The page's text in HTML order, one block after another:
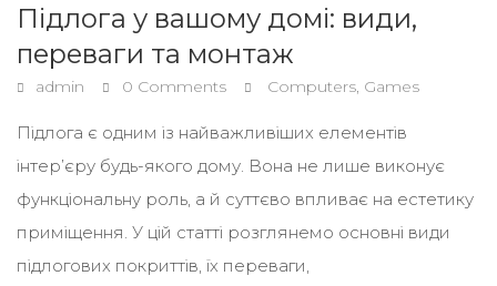
Підлога у вашому домі: види,
переваги та монтаж
admin 0 Comments Computers, Games
Підлога є одним із найважливіших елементів
інтер’єру будь-якого дому. Вона не лише виконує
функціональну роль, а й суттєво впливає на естетику
приміщення. У цій статті розглянемо основні види
підлогових покриттів, їх переваги,